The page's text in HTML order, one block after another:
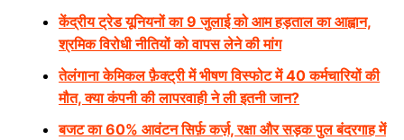
केंद्रीय ट्रेड यूनियनों का 9 जुलाई को आम हड़ताल का आह्वान,
श्रमिक विरोधी नीतियों को वापस लेने की मांग
तेलंगाना केमिकल फ़ैक्ट्री में भीषण विस्फोट में 40 कर्मचारियों की
मौत, क्या कंपनी की लापरवाही ने ली इतनी जान?
बजट का 60% आवंटन सिर्फ़ कर्ज़, रक्षा और सड़क पुल बंदरगाह में